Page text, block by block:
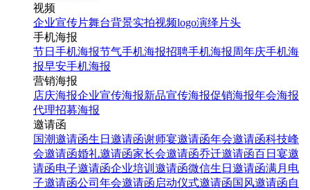
视频
企业宣传片舞台背景实拍视频logo演绎 片头
手机海报
节日手机海报节气手机海报招聘手机海报周年庆手机海
报早安手机海报
营销海报
店庆海报企业宣传海报新品宣传海报促销海报年会海报
代理招募海报
邀请函
国潮邀请函生日邀请函谢师宴邀请函年会邀请函科技峰
会邀请函婚礼邀请函家长会邀请函乔迁邀请函百日宴邀
请函电子邀请函企业培训邀请函微信生日邀请函满月电
子邀请函公司年会邀请函 启动仪式邀请函国风邀请函自